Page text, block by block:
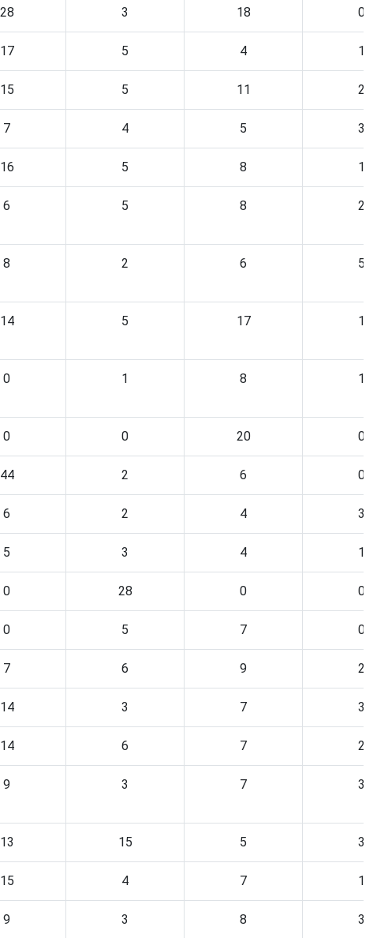
28 3 18 0
17 5 4 1
15 5 11 2
7 4 5 3
16 5 8 1
6 5 8 2
8 2 6 5
14 5 17 1
0 1 8 1
0 0 20 0
44 2 6 0
6 2 4 3
5 3 4 1
0 28 0 0
0 5 7 0
7 6 9 2
14 3 7 3
14 6 7 2
9 3 7 3
13 15 5 3
15 4 7 1
9 3 8 3